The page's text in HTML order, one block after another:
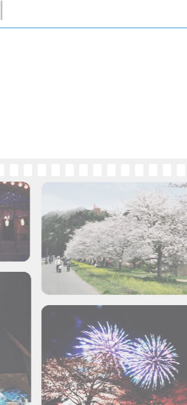
US